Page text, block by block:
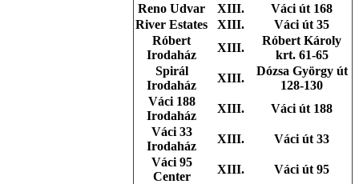
Reno Udvar
XIII.
Váci út 168
River Estates
XIII.
Váci út 35
Róbert
Irodaház
XIII.
Róbert Károly
krt. 61-65
Spirál
Irodaház
XIII.
Dózsa György út
128-130
Váci 188
Irodaház
XIII.
Váci út 188
Váci 33
Irodaház
XIII.
Váci út 33
Váci 95
Center
XIII.
Váci út 95